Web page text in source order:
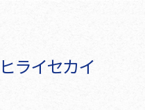
ヒライセカイ